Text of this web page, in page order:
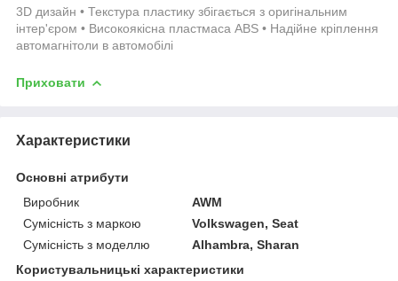
3D дизайн • Текстура пластику збігається з оригінальним
інтер'єром • Високоякісна пластмаса ABS • Надійне кріплення
автомагнітоли в автомобілі
Приховати
Характеристики
Основні атрибути
Виробник
AWM
Сумісність з маркою
Volkswagen, Seat
Сумісність з моделлю
Alhambra, Sharan
Користувальницькі характеристики